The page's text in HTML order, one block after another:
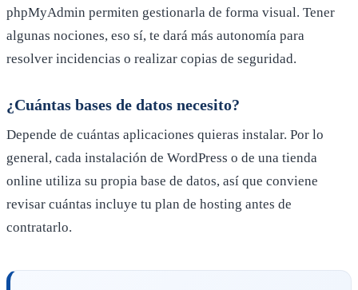
phpMyAdmin permiten gestionarla de forma visual. Tener
algunas nociones, eso sí, te dará más autonomía para
resolver incidencias o realizar copias de seguridad.
¿Cuántas bases de datos necesito?
Depende de cuántas aplicaciones quieras instalar. Por lo
general, cada instalación de WordPress o de una tienda
online utiliza su propia base de datos, así que conviene
revisar cuántas incluye tu plan de hosting antes de
contratarlo.